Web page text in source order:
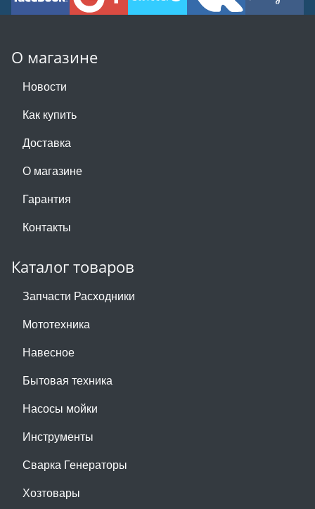
О магазине
Новости
Как купить
Доставка
О магазине
Гарантия
Контакты
Каталог товаров
Запчасти Расходники
Мототехника
Навесное
Бытовая техника
Насосы мойки
Инструменты
Сварка Генераторы
Хозтовары